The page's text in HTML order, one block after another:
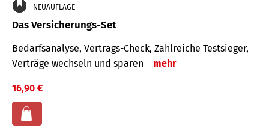
NEUAUFLAGE
Das Versicherungs-Set
Bedarfsanalyse, Vertrags-Check, Zahlreiche Testsieger,
Verträge wechseln und sparen
mehr
16,90 €